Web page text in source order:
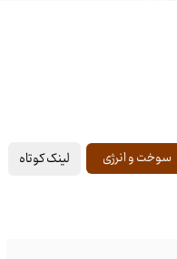
سوخت و انرژی لینک کوتاه